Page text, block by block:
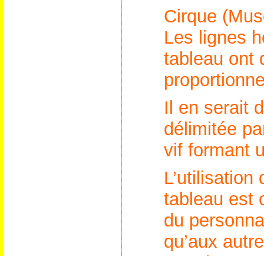
Cirque
Les lignes
tableau ont
Il en serait
délimitée
vif formant
L’utilisation
tableau est
du
qu’aux